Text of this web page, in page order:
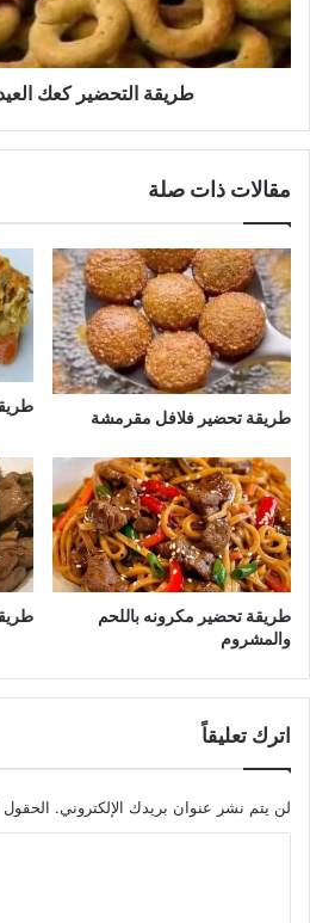
طريقة التحضير كعك
مقالات ذات صلة
طريقة تحضير فلافل مقرمشة
طريقة تحضير مكرونه باللحم
والمشروم
اترك تعليقاً
لن يتم نشر عنوان بريدك الإلكتروني. الحقول